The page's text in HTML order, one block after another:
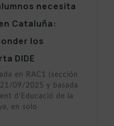
necesita
Cataluña:
los
DIDE
en RAC1 (sección
09/2025 y basada
d’Educació de la
en solo